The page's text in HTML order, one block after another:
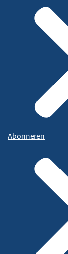
Abonneren